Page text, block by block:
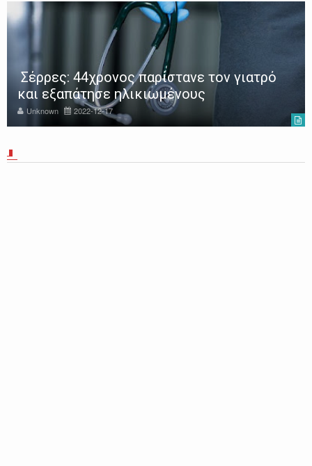
Σέρρες: 44χρονος παρίστανε τον γιατρό
και εξαπάτησε ηλικιωμένους
Unknown 2022-12-17